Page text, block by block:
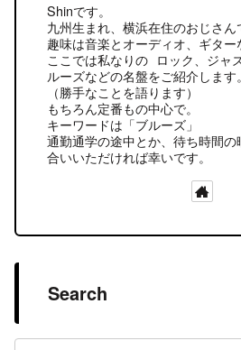
Shinです。
九州生まれ、横浜在住のおじさん
趣味は音楽とオーディオ、ギター
ここでは私なりの ロック、ジャ
ルーズなどの名盤をご紹介します。
（勝手なことを語ります）
もちろん定番もの中心で。
キーワードは「ブルーズ」
通勤通学の途中とか、待ち時間の
合いいただければ幸いです。
Search